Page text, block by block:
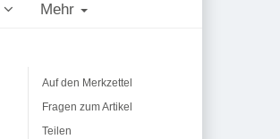
Mehr
Auf den Merkzettel
Fragen zum Artikel
Teilen